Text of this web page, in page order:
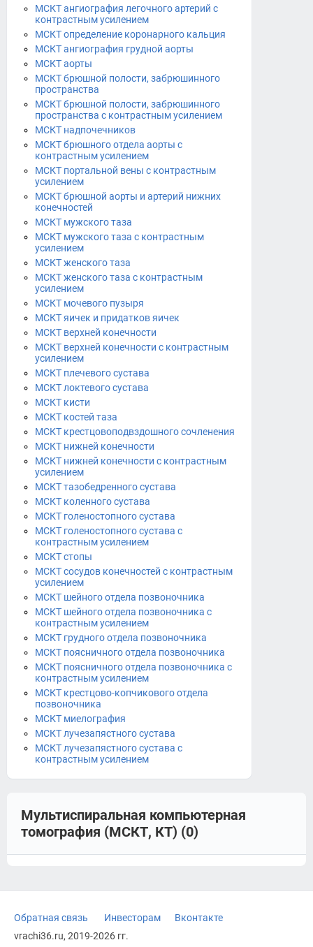
МСКТ ангиография легочного артерий с
контрастным усилением
МСКТ определение коронарного кальция
МСКТ ангиография грудной аорты
МСКТ аорты
МСКТ брюшной полости, забрюшинного
пространства
МСКТ брюшной полости, забрюшинного
пространства с контрастным усилением
МСКТ надпочечников
МСКТ брюшного отдела аорты с
контрастным усилением
МСКТ портальной вены с контрастным
усилением
МСКТ брюшной аорты и артерий нижних
конечностей
МСКТ мужского таза
МСКТ мужского таза с контрастным
усилением
МСКТ женского таза
МСКТ женского таза с контрастным
усилением
МСКТ мочевого пузыря
МСКТ яичек и придатков яичек
МСКТ верхней конечности
МСКТ верхней конечности с контрастным
усилением
МСКТ плечевого сустава
МСКТ локтевого сустава
МСКТ кисти
МСКТ костей таза
МСКТ крестцовоподвздошного сочленения
МСКТ нижней конечности
МСКТ нижней конечности с контрастным
усилением
МСКТ тазобедренного сустава
МСКТ коленного сустава
МСКТ голеностопного сустава
МСКТ голеностопного сустава с
контрастным усилением
МСКТ стопы
МСКТ сосудов конечностей с контрастным
усилением
МСКТ шейного отдела позвоночника
МСКТ шейного отдела позвоночника с
контрастным усилением
МСКТ грудного отдела позвоночника
МСКТ поясничного отдела позвоночника
МСКТ поясничного отдела позвоночника с
контрастным усилением
МСКТ крестцово-копчикового отдела
позвоночника
МСКТ миелография
МСКТ лучезапястного сустава
МСКТ лучезапястного сустава с
контрастным усилением
Мультиспиральная компьютерная
томография (МСКТ, КТ) (0)
Обратная связь Инвесторам
Вконтакте
vrachi36.ru, 2019-2026 гг.